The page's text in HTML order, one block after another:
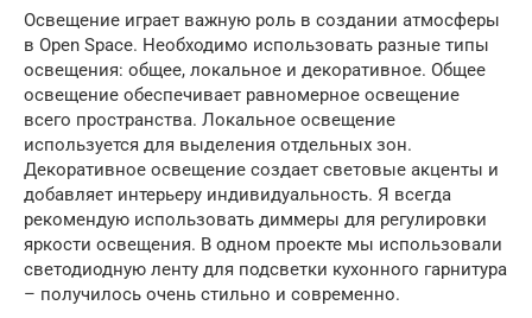
Освещение играет важную роль в создании атмосферы
в Open Space. Необходимо использовать разные типы
освещения: общее, локальное и декоративное. Общее
освещение обеспечивает равномерное освещение
всего пространства. Локальное освещение
используется для выделения отдельных зон.
Декоративное освещение создает световые акценты и
добавляет интерьеру индивидуальность. Я всегда
рекомендую использовать диммеры для регулировки
яркости освещения. В одном проекте мы использовали
светодиодную ленту для подсветки кухонного гарнитура
– получилось очень стильно и современно.